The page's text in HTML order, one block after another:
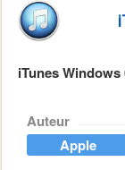
iTunes Windows
Auteur
Apple